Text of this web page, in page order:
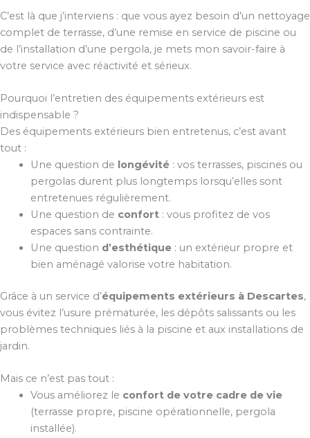
C’est là que j’interviens : que vous ayez besoin d’un nettoyage
complet de terrasse, d’une remise en service de piscine ou
de l’installation d’une pergola, je mets mon savoir-faire à
votre service avec réactivité et sérieux.
Pourquoi l’entretien des équipements extérieurs est
indispensable ?
Des équipements extérieurs bien entretenus, c’est avant
tout :
Une question de longévité: vos terrasses, piscines ou
pergolas durent plus longtemps lorsqu’elles sont
entretenues régulièrement.
Une question de confort: vous profitez de vos
espaces sans contrainte.
Une question d’esthétique: un extérieur propre et
bien aménagé valorise votre habitation.
Grâce à un service d’équipements extérieurs à Descartes,
vous évitez l’usure prématurée, les dépôts salissants ou les
problèmes techniques liés à la piscine et aux installations de
jardin.
Mais ce n’est pas tout :
Vous améliorez le confort de votre cadre de vie
(terrasse propre, piscine opérationnelle, pergola
installée).